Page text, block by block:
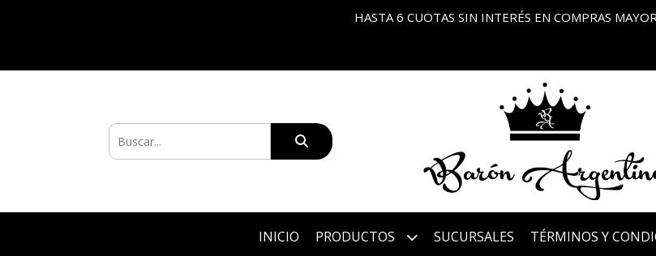
HASTA 6 CUOTAS SIN INTERÉS EN COMPRAS
INICIO PRODUCTOS SUCURSALES TÉRMINOS Y